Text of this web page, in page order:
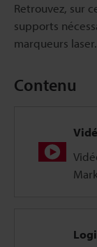
Retrouvez, sur
supports
marqueurs laser.
Contenu